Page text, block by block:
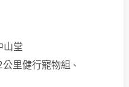
山堂
公里健行寵物組